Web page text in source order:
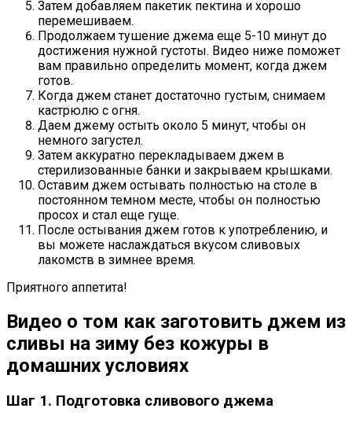
Затем добавляем пакетик пектина и хорошо
перемешиваем.
Продолжаем тушение джема еще 5-10 минут до
достижения нужной густоты. Видео ниже поможет
вам правильно определить момент, когда джем
готов.
Когда джем станет достаточно густым, снимаем
кастрюлю с огня.
Даем джему остыть около 5 минут, чтобы он
немного загустел.
Затем аккуратно перекладываем джем в
стерилизованные банки и закрываем крышками.
Оставим джем остывать полностью на столе в
постоянном темном месте, чтобы он полностью
просох и стал еще гуще.
После остывания джем готов к употреблению, и
вы можете наслаждаться вкусом сливовых
лакомств в зимнее время.
Приятного аппетита!
Видео о том как заготовить джем из
сливы на зиму без кожуры в
домашних условиях
Шаг 1. Подготовка сливового джема